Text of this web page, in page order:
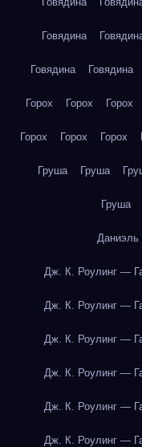
Говядина
Говядина Говядина
Горох Горох Горох
Горох Горох Горох
Груша Груша
Груша
Дж. К. Роулинг —
Дж. К. Роулинг —
Дж. К. Роулинг —
Дж. К. Роулинг —
Дж. К. Роулинг —
Дж. К. Роулинг —